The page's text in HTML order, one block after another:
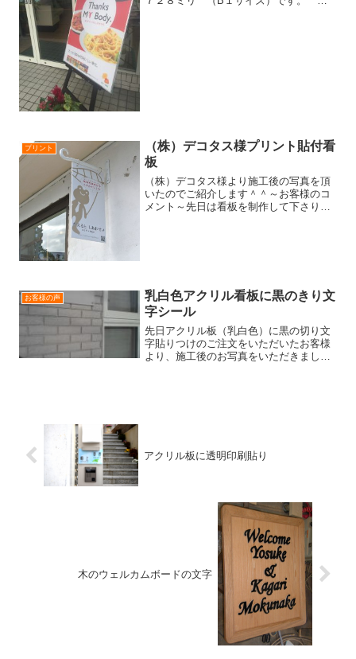
プリント
（株）デコタス様プリント貼付看
板
（株）デコタス様より施工後の写真を頂
いたのでご紹介します＾＾～お客様のコ
メント～先日は看板を制作して下さり、
お客様の声
乳白色アクリル看板に黒のきり文
字シール
先日アクリル板（乳白色）に黒の切り文
字貼りつけのご注文をいただいたお客様
より、施工後のお写真をいただきまし
アクリル板に透明印刷貼り
木のウェルカムボードの文字